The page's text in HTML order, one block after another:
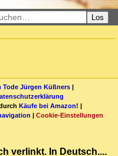
Los
Tode Jürgen Küßners |
Käufe bei Amazon! |
| Cookie-Einstellungen
verlinkt. In Deutsch....